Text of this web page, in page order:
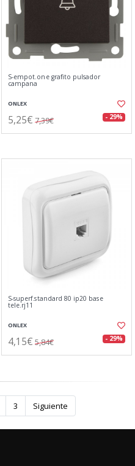
S-empot.one grafito pulsador
campana
ONLEX
5,25€ 7,39€ - 29%
S-superf.standard 80 ip20 base
tele.rj11
ONLEX
4,15€ 5,84€ - 29%
3 Siguiente